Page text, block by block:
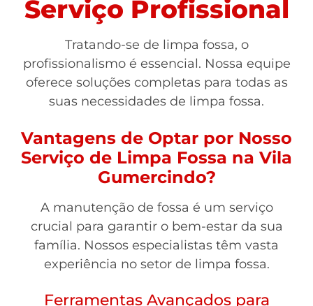
Serviço Profissional
Tratando-se de limpa fossa, o
profissionalismo é essencial. Nossa equipe
oferece soluções completas para todas as
suas necessidades de limpa fossa.
Vantagens de Optar por Nosso
Serviço de Limpa Fossa na Vila
Gumercindo?
A manutenção de fossa é um serviço
crucial para garantir o bem-estar da sua
família. Nossos especialistas têm vasta
experiência no setor de limpa fossa.
Ferramentas Avançados para